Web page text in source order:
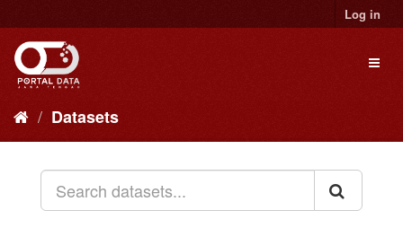
to
content
Log in
Datasets